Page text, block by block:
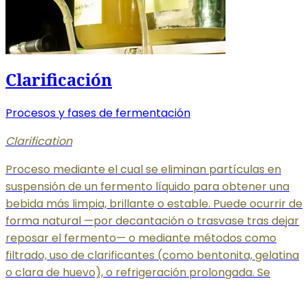
Clarificación
Procesos y fases de fermentación
Clarification
Proceso mediante el cual se eliminan partículas en
suspensión de un fermento líquido para obtener una
bebida más limpia, brillante o estable. Puede ocurrir de
forma natural —por decantación o trasvase tras dejar
reposar el fermento— o mediante métodos como
filtrado, uso de clarificantes (como bentonita, gelatina
o clara de huevo), o refrigeración prolongada. Se